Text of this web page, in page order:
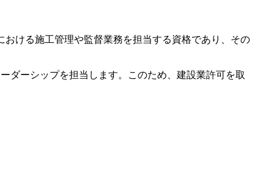
ける施工管理や監督業務を担当する資格であり、その
ダーシップを担当します。このため、建設業許可を取